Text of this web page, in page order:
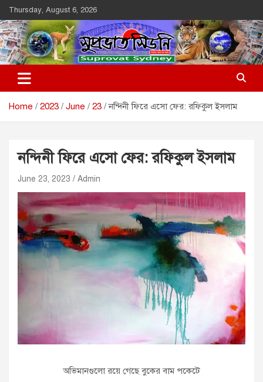
Skip
to
content
Thursday, August 6, 2026
Suprovat Sydney
The Leading Bangladesh Community Newspaper In Australia
Home 2023 June 23 নন্দিনী ফিরে এসো ফের: রফিকুল ইসলাম
নন্দিনী ফিরে এসো ফের: রফিকুল ইসলাম
June 23, 2023 Admin
অভিমানগুলো রয়ে গেছে বুকের বাম পকেটে